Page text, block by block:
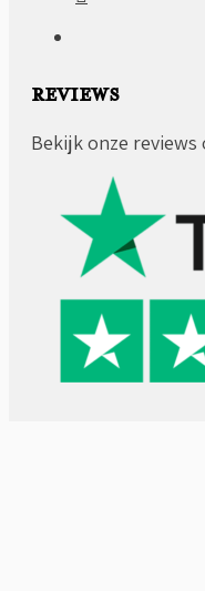
REVIEWS
Bekijk onze reviews